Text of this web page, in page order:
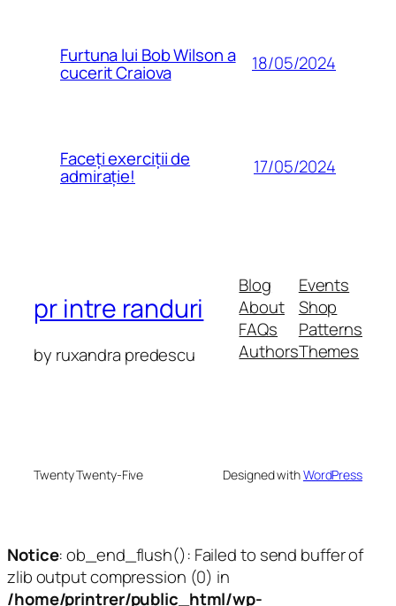
Furtuna lui Bob Wilson a
cucerit Craiova 18/05/2024
Faceți exerciții de
admirație! 17/05/2024
pr intre randuri
by ruxandra predescu
Blog
About
FAQs
Authors
Events
Shop
Patterns
Themes
Twenty Twenty-Five Designed withWordPress
Notice: ob_end_flush(): Failed to send buffer of
zlib output compression (0) in
/home/printrer/public_html/wp-